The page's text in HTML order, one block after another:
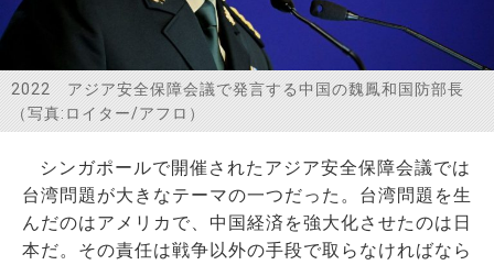
設立趣意書
2022 アジア安全保障会議で発言する中国の魏鳳和国防部長
（写真:ロイター/アフロ）
シンガポールで開催されたアジア安全保障会議では
台湾問題が大きなテーマの一つだった。台湾問題を生
んだのはアメリカで、中国経済を強大化させたのは日
本だ。その責任は戦争以外の手段で取らなければなら